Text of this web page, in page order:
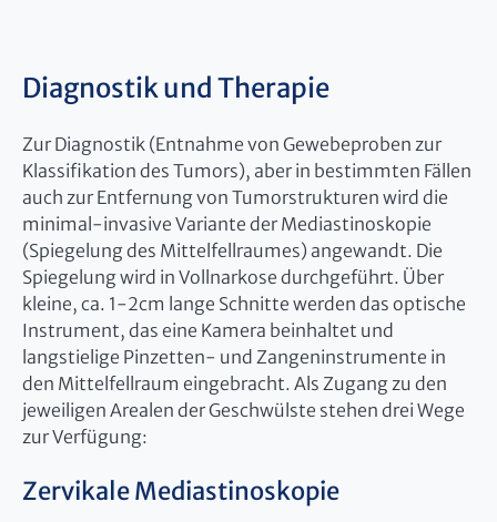
Diagnostik und Therapie
Zur Diagnostik (Entnahme von Gewebeproben zur
Klassifikation des Tumors), aber in bestimmten Fällen
auch zur Entfernung von Tumorstrukturen wird die
minimal-invasive Variante der Mediastinoskopie
(Spiegelung des Mittelfellraumes) angewandt. Die
Spiegelung wird in Vollnarkose durchgeführt. Über
kleine, ca. 1-2cm lange Schnitte werden das optische
Instrument, das eine Kamera beinhaltet und
langstielige Pinzetten- und Zangeninstrumente in
den Mittelfellraum eingebracht. Als Zugang zu den
jeweiligen Arealen der Geschwülste stehen drei Wege
zur Verfügung:
Zervikale Mediastinoskopie